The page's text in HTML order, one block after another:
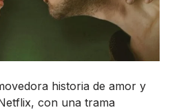
historia de amor y
con una trama